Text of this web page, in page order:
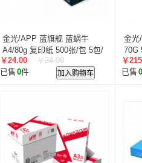
金光/APP 蓝旗舰 蓝蜗牛
A4/80g 复印纸 500张/包 5包/
箱（2500张） 复印纸
￥24.00
￥24.00
已售 0件 加入购物车
金光
70G
￥
已售 0